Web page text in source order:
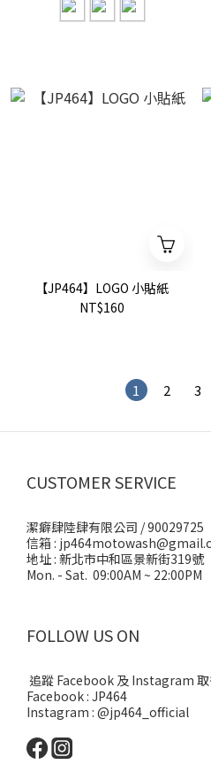
【JP464】LOGO 小貼紙
NT$160
1 2 3
CUSTOMER SERVICE
潔癖肆陸肆有限公司 / 90029725
信箱 :
地址 : 新北市中和區景新街319號
Mon. - Sat. 09:00AM ~ 22:00PM
FOLLOW US ON
追蹤 Facebook 及 Instagram
Facebook : JP464
Instagram : @jp464_official